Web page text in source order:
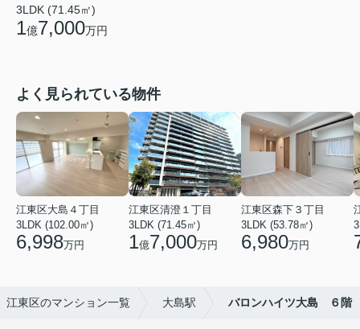
3LDK (71.45㎡)
1億7,000万円
よく見られている物件
江東区大島４丁目
3LDK (102.00㎡)
6,998万円
江東区清澄１丁目
3LDK (71.45㎡)
1億7,000万円
江東区森下３丁目
3LDK (53.78㎡)
6,980万円
江東区のマンション一覧 大島駅 バロンハイツ大島 ６階